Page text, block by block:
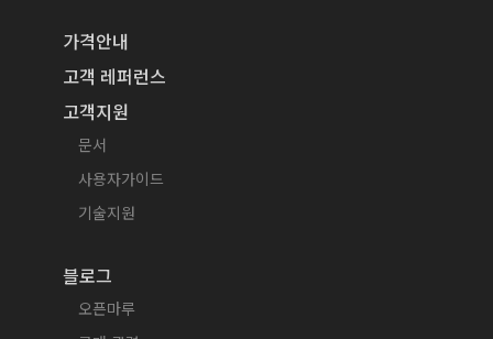
가격안내
고객 레퍼런스
고객지원
문서
사용자가이드
기술지원
블로그
오픈마루